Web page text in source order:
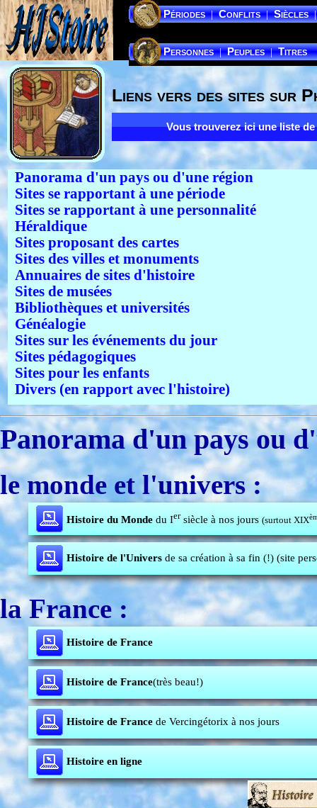
Périodes | Conflits | Siècles |
Personnes | Peuples | Titres
Liens vers des sites sur
Vous trouverez ici une liste
Panorama d'un pays ou d'une région
Sites se rapportant à une période
Sites se rapportant à une personnalité
Héraldique
Sites proposant des cartes
Sites des villes et monuments
Annuaires de sites d'histoire
Sites de musées
Bibliothèques et universités
Généalogie
Sites sur les événements du jour
Sites pédagogiques
Sites pour les enfants
Divers (en rapport avec l'histoire)
Panorama d'un pays ou
le monde et l'univers :
Histoire du Monde du Iersiècle à nos jours (surtout XIX
Histoire de l'Univers de sa création à sa fin (!) (site
la France :
Histoire de France
Histoire de France(très beau!)
Histoire de France de Vercingétorix à nos jours
Histoire en ligne